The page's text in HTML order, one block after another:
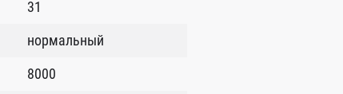
31
нормальный
8000